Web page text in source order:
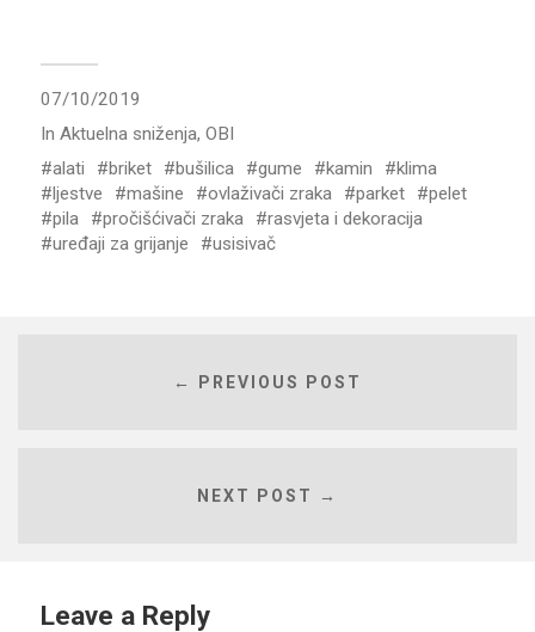
07/10/2019
In Aktuelna sniženja, OBI
alati
briket bušilica gume kamin
klima
ljestve
mašine ovlaživači zraka parket
pelet
pila
pročišćivači zraka
rasvjeta i dekoracija
uređaji za grijanje
usisivač
← PREVIOUS POST
NEXT POST →
Leave a Reply